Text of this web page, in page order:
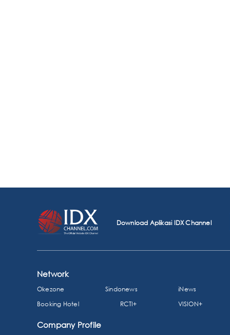
Download Aplikasi IDX Channel
Network
Okezone Sindonews iNews
Booking Hotel
RCTI+ VISION+
Company Profile